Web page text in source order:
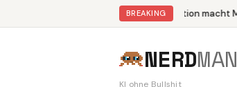
BREAKING
Abliteration macht
NERDMAN
KI ohne Bullshit